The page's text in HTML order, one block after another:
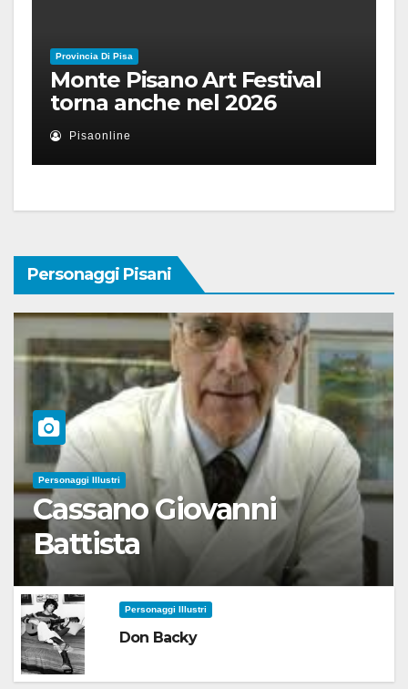
Provincia Di Pisa
Monte Pisano Art Festival
torna anche nel 2026
Pisaonline
Personaggi Pisani
Personaggi Illustri
Cassano Giovanni
Battista
Personaggi Illustri
Don Backy